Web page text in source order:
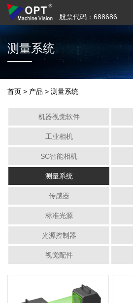
股票代码：688686
测量系统
首页 > 产品 > 测量系统
机器视觉软件
工业相机
SC智能相机
测量系统
传感器
标准光源
光源控制器
视觉配件